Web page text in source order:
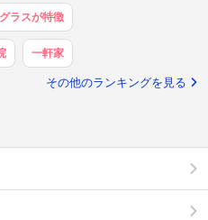
ラスが特徴
一軒家
その他のランキングを見る